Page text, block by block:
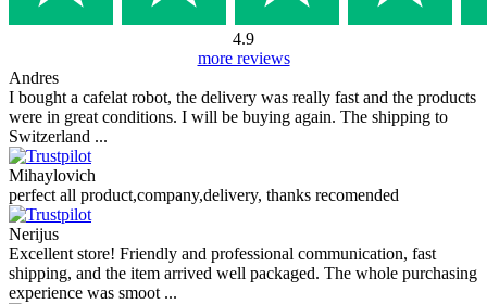
4.9
more reviews
Andres
I bought a cafelat robot, the delivery was really fast and the products
were in great conditions. I will be buying again. The shipping to
Switzerland ...
Mihaylovich
perfect all product,company,delivery, thanks recomended
Nerijus
Excellent store! Friendly and professional communication, fast
shipping, and the item arrived well packaged. The whole purchasing
experience was smoot ...